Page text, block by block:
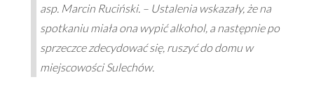
asp. Marcin Ruciński. – Ustalenia wskazały, że na
spotkaniu miała ona wypić alkohol, a następnie po
sprzeczce zdecydować się, ruszyć do domu w
miejscowości Sulechów.